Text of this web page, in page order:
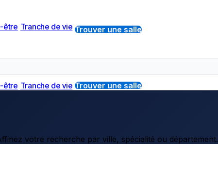
être Tranche de vie Trouver une salle
être Tranche de vie Trouver une salle
votre recherche par ville, spécialité ou département.